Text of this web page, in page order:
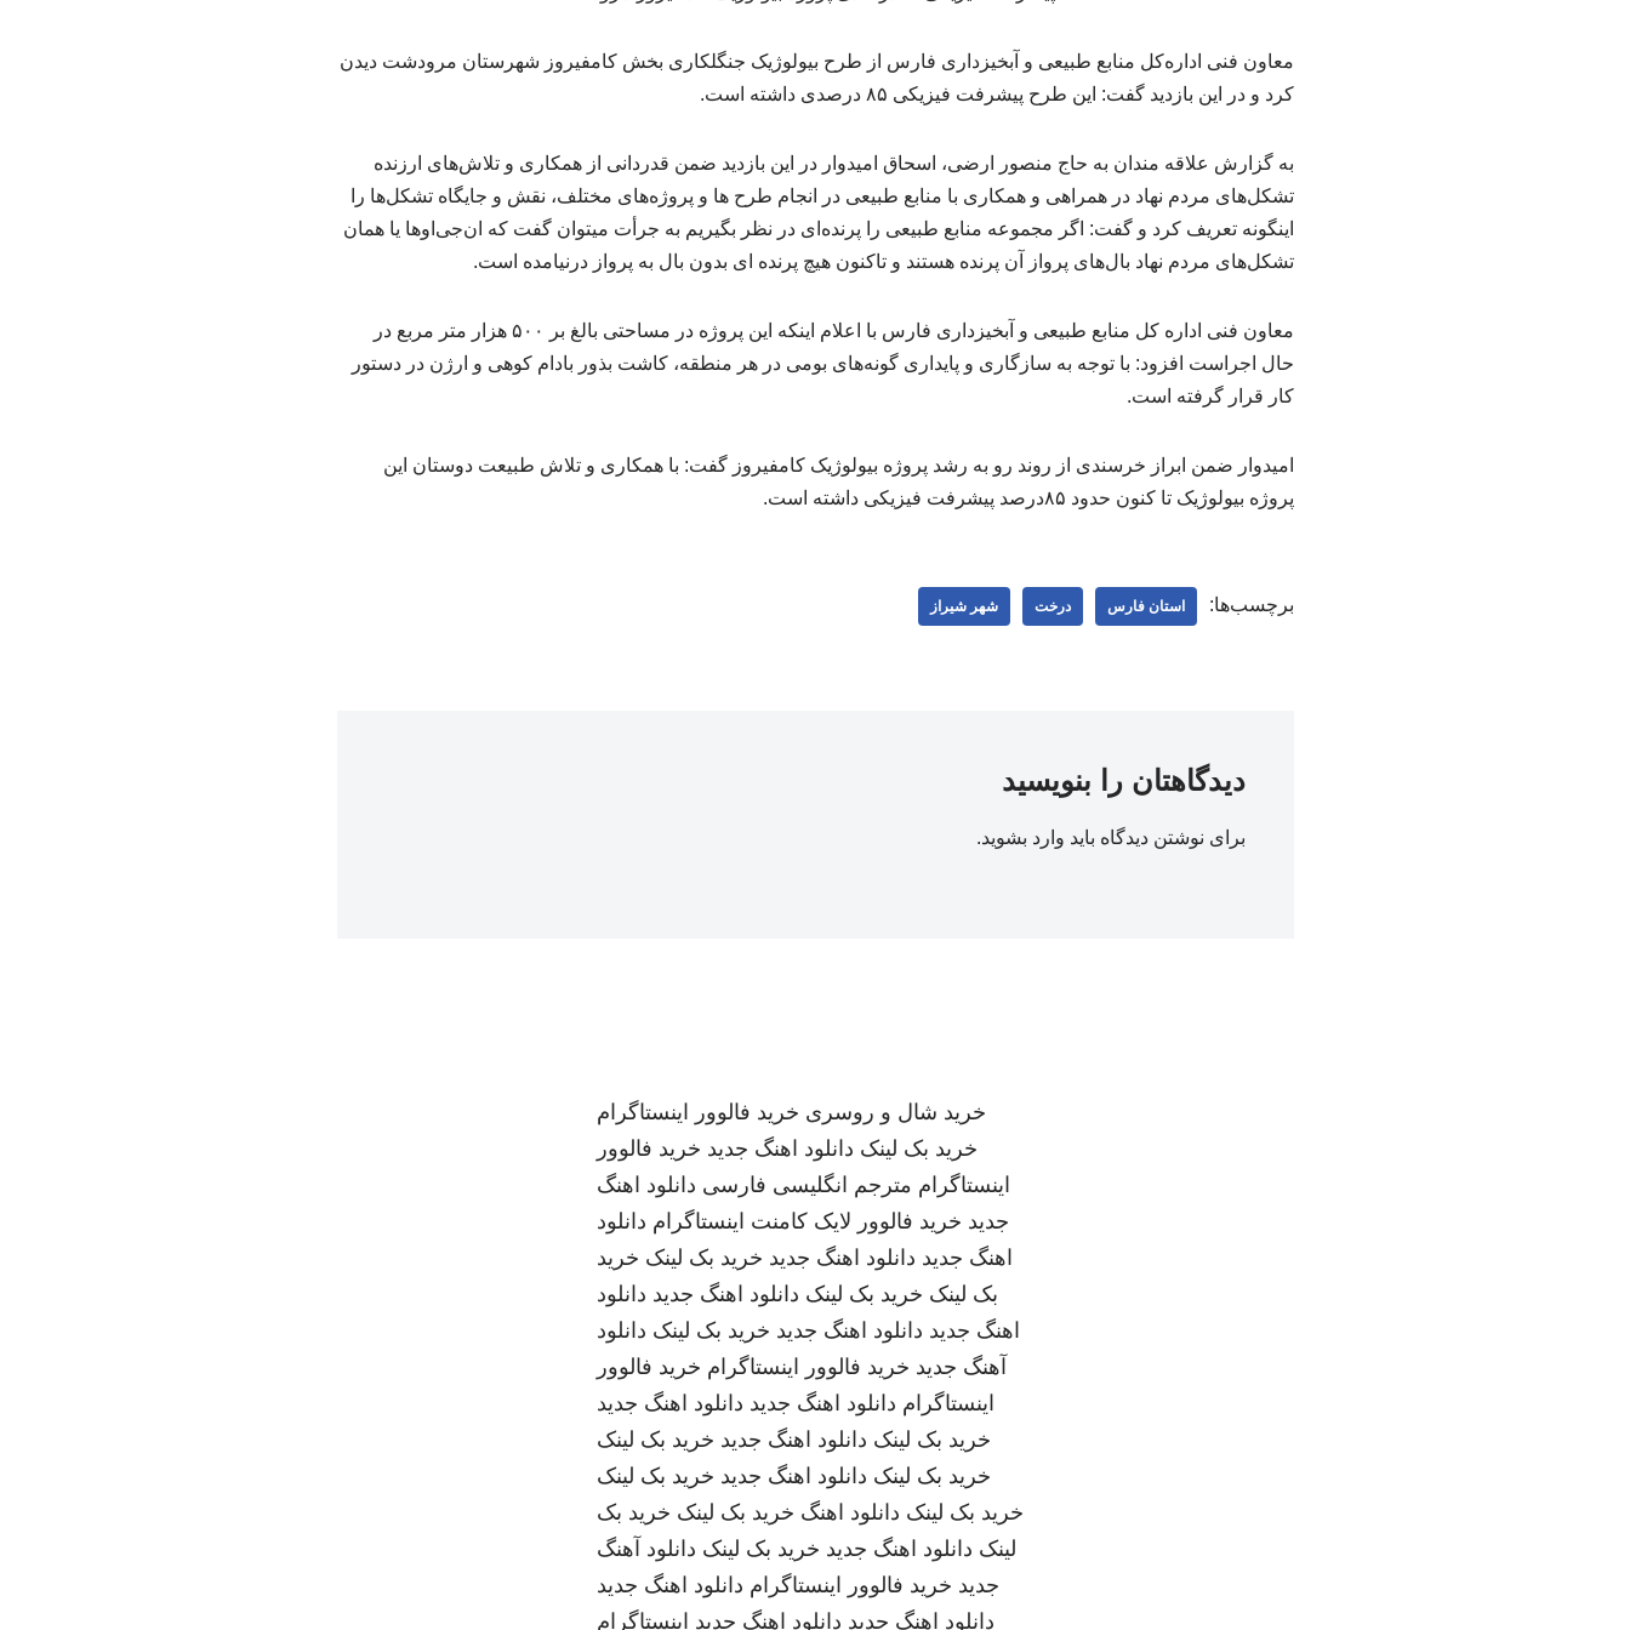
معاون فنی اداره‌کل منابع طبیعی و آبخیزداری فارس از طرح بیولوژیک جنگلکاری بخش کامفیروز شهرستان مرودشت دیدن
کرد و در این بازدید گفت: این طرح پیشرفت فیزیکی ۸۵ درصدی داشته است.
به گزارش علاقه مندان به حاج منصور ارضی، اسحاق امیدوار در این بازدید ضمن قدردانی از همکاری و تلاش‌های ارزنده
تشکل‌های مردم نهاد در همراهی و همکاری با منابع طبیعی در انجام طرح ها و پروژه‌های مختلف، نقش و جایگاه تشکل‌ها را
اینگونه تعریف کرد و گفت: اگر مجموعه منابع طبیعی را پرنده‌ای در نظر بگیریم به جرأت میتوان گفت که ان‌جی‌اوها یا همان
تشکل‌های مردم نهاد بال‌های پرواز آن پرنده هستند و تاکنون هیچ پرنده ای بدون بال به پرواز درنیامده است.
معاون فنی اداره کل منابع طبیعی و آبخیزداری فارس با اعلام اینکه این پروژه در مساحتی بالغ بر ۵۰۰ هزار متر مربع در
حال اجراست افزود: با توجه به سازگاری و پایداری گونه‌های بومی در هر منطقه، کاشت بذور بادام کوهی و ارژن در دستور
کار قرار گرفته است.
امیدوار ضمن ابراز خرسندی از روند رو به رشد پروژه بیولوژیک کامفیروز گفت: با همکاری و تلاش طبیعت دوستان این
پروژه بیولوژیک تا کنون حدود ۸۵درصد پیشرفت فیزیکی داشته است.
برچسب‌ها: استان فارس درخت شهر شیراز
دیدگاهتان را بنویسید
برای نوشتن دیدگاه باید وارد بشوید.
خرید شال و روسری خرید فالوور اینستاگرام
خرید بک لینک دانلود اهنگ جدید خرید فالوور
اینستاگرام مترجم انگلیسی فارسی دانلود اهنگ
جدید خرید فالوور لایک کامنت اینستاگرام دانلود
اهنگ جدید دانلود اهنگ جدید خرید بک لینک خرید
بک لینک خرید بک لینک دانلود اهنگ جدید دانلود
اهنگ جدید دانلود اهنگ جدید خرید بک لینک دانلود
آهنگ جدید خرید فالوور اینستاگرام خرید فالوور
اینستاگرام دانلود اهنگ جدید دانلود اهنگ جدید
خرید بک لینک دانلود اهنگ جدید خرید بک لینک
خرید بک لینک دانلود اهنگ جدید خرید بک لینک
خرید بک لینک دانلود اهنگ خرید بک لینک خرید بک
لینک دانلود اهنگ جدید خرید بک لینک دانلود آهنگ
جدید خرید فالوور اینستاگرام دانلود اهنگ جدید
دانلود اهنگ جدید دانلود اهنگ جدید اینستاگرام